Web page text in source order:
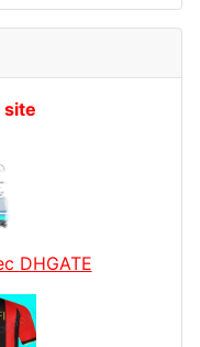
site
DHGATE